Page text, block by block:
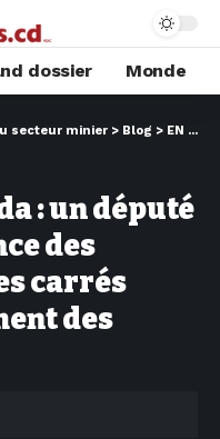
dossier Monde
secteur minier > Blog > EN CONTINU
: un député
des
carrés
des